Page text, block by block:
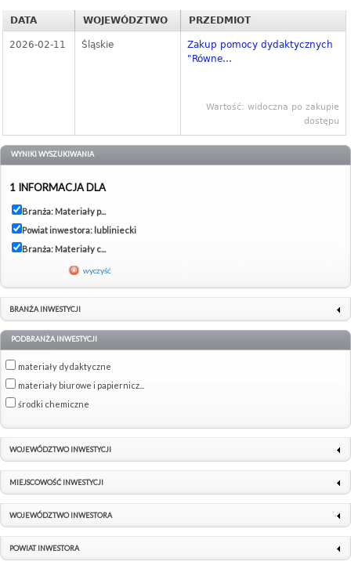
DATA WOJEWÓDZTWO PRZEDMIOT
2026-02-11 Śląskie
Zakup pomocy dydaktycznych
"Równe...
Wartość: widoczna po zakupie
dostępu
WYNIKI WYSZUKIWANIA
1 INFORMACJA DLA
Branża: Materiały p...
Powiat inwestora: lubliniecki
Branża: Materiały c...
wyczyść
BRANŻA INWESTYCJI
PODBRANŻA INWESTYCJI
materiały dydaktyczne
materiały biurowe i papiernicz...
środki chemiczne
WOJEWÓDZTWO INWESTYCJI
MIEJSCOWOŚĆ INWESTYCJI
WOJEWÓDZTWO INWESTORA
POWIAT INWESTORA